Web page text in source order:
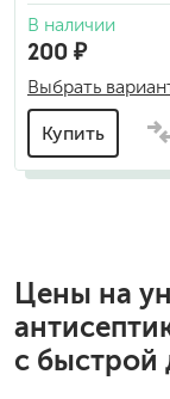
В наличии
200 ₽
Выбрать
Купить
Цены на
с быстрой